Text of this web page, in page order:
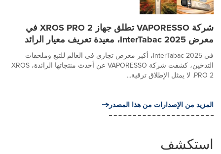
شركة VAPORESSO تطلق جهاز XROS PRO 2 في
معرض InterTabac 2025، معيدة تعريف معيار الرائد
في InterTabac 2025، أكبر معرض تجاري في العالم للتبغ وملحقات
التدخين، كشفت شركة VAPORESSO عن أحدث منتجاتها الرائدة، XROS
PRO 2. لا يمثل الإطلاق ترقية...
المزيد من الإصدارات من هذا المصدر
استكشف